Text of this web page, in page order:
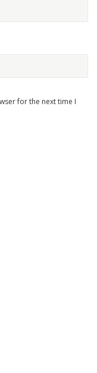
for the next time I